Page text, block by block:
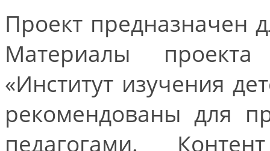
Проект предназначен
Материалы
«Институт изучения
рекомендованы для
педагогами.